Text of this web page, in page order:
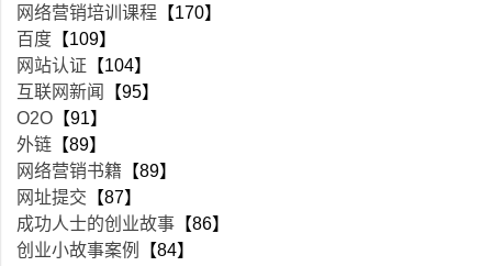
网络营销培训课程 【170】
百度 【109】
网站认证 【104】
互联网新闻
【95】
O2O 【91】
外链 【89】
网络营销书籍 【89】
网址提交 【87】
成功人士的创业故事 【86】
创业小故事案例
【84】